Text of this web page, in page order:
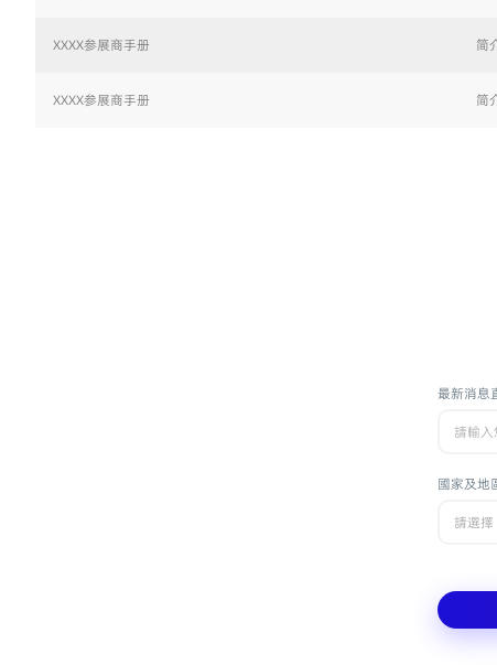
XXXX参展商手册 简
XXXX参展商手册 简
最新消息
國家及地
請選擇